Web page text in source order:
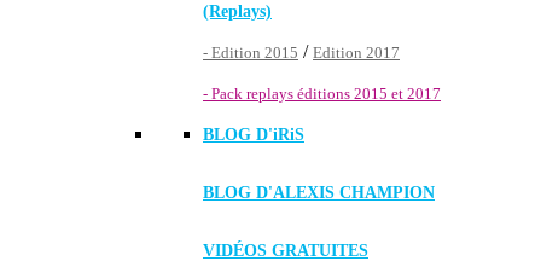
(Replays)
- Edition 2015 / Edition 2017
- Pack replays éditions 2015 et 2017
BLOG D'iRiS
BLOG D'ALEXIS CHAMPION
VIDÉOS GRATUITES